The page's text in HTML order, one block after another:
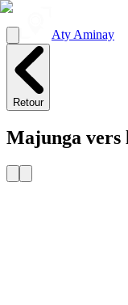
Aty Aminay
Retour
Majunga vers